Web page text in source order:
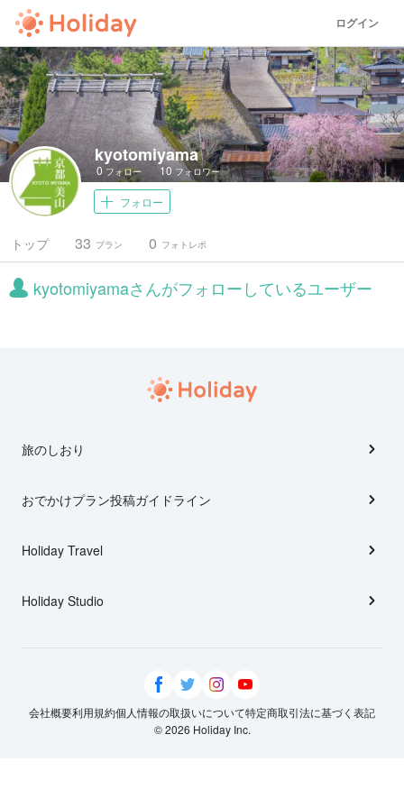
ログイン
kyotomiyama
0 フォロー 10フォロワー
フォロー
トップ プラン
33 フォトレポ
0
kyotomiyamaさんがフォローしているユーザー
旅のしおり
おでかけプラン投稿ガイドライン
Holiday Travel
Holiday Studio
会社概要利用規約個人情報の取扱いについて特定商取引法に基づく表記
© 2026 Holiday Inc.